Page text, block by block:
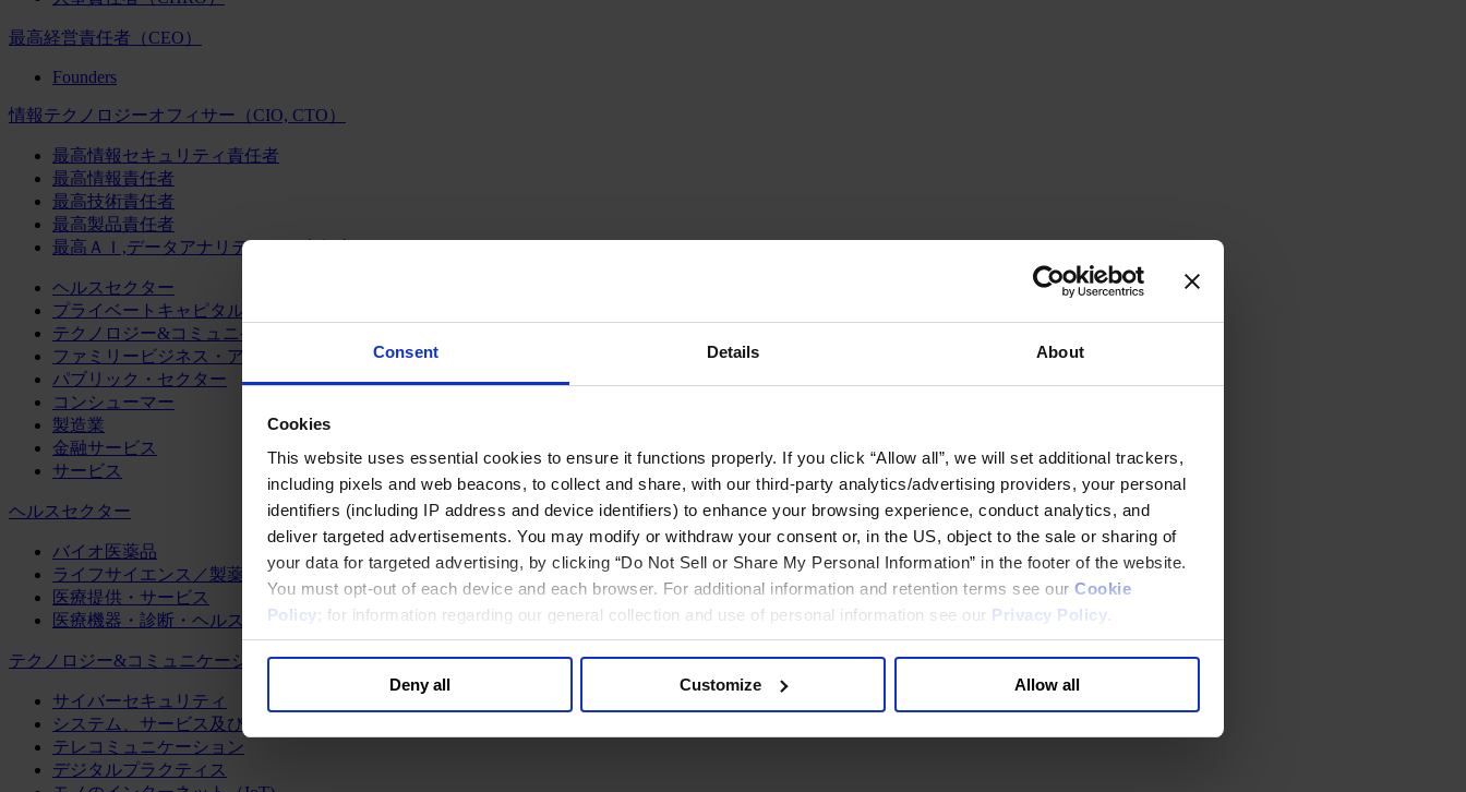
Consent Details About
Cookies
This website uses essential cookies to ensure it functions properly. If you click “Allow all”, we will set additional trackers,
including pixels and web beacons, to collect and share, with our third-party analytics/advertising providers, your personal
identifiers (including IP address and device identifiers) to enhance your browsing experience, conduct analytics, and
deliver targeted advertisements. You may modify or withdraw your consent or, in the US, object to the sale or sharing of
your data for targeted advertising, by clicking “Do Not Sell or Share My Personal Information” in the footer of the website.
You must opt-out of each device and each browser. For additional information and retention terms see our Cookie
Policy; for information regarding our general collection and use of personal information see our Privacy Policy
Deny all Customize Allow all
最高経営責任者（CEO）
Founders
情報テクノロジーオフィサー（CIO, CTO）
最高情報セキュリティ責任者
最高情報責任者
最高技術責任者
最高製品責任者
最高ＡＩ,データアナリティクス責任者
ヘルスセクター
プライベートキャピタル
テクノロジー&コミュニケーション
ファミリービジネス・アドバイザリー
パブリック・セクター
コンシューマー
製造業
金融サービス
サービス
ヘルスセクター
バイオ医薬品
ライフサイエンス／製薬
医療提供・サービス
医療機器・診断・ヘルスケアテクノロジー
テクノロジー&コミュニケーション
サイバーセキュリティ
システム、サービス及びソフトウェア
テレコミュニケーション
デジタルプラクティス